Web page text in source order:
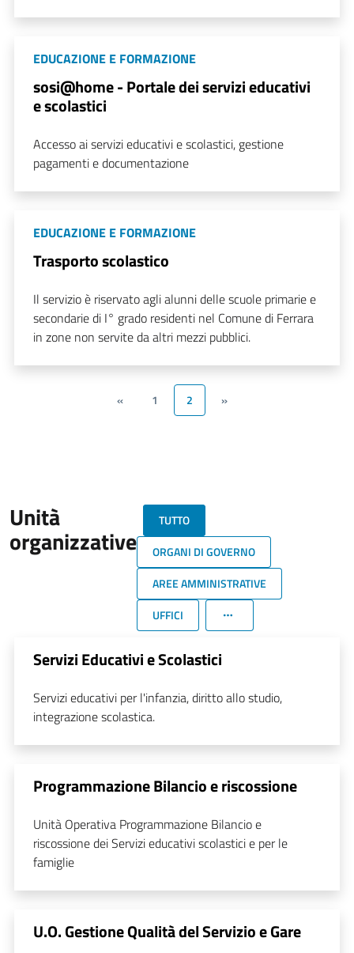
EDUCAZIONE E FORMAZIONE
sosi@home - Portale dei servizi educativi
e scolastici
Accesso ai servizi educativi e scolastici, gestione
pagamenti e documentazione
EDUCAZIONE E FORMAZIONE
Trasporto scolastico
Il servizio è riservato agli alunni delle scuole primarie e
secondarie di I° grado residenti nel Comune di Ferrara
in zone non servite da altri mezzi pubblici.
« 1 2 »
Unità
organizzative
TUTTO
ORGANI DI GOVERNO
AREE AMMINISTRATIVE
UFFICI
Servizi Educativi e Scolastici
Servizi educativi per l'infanzia, diritto allo studio,
integrazione scolastica.
Programmazione Bilancio e riscossione
Unità Operativa Programmazione Bilancio e
riscossione dei Servizi educativi scolastici e per le
famiglie
U.O. Gestione Qualità del Servizio e Gare